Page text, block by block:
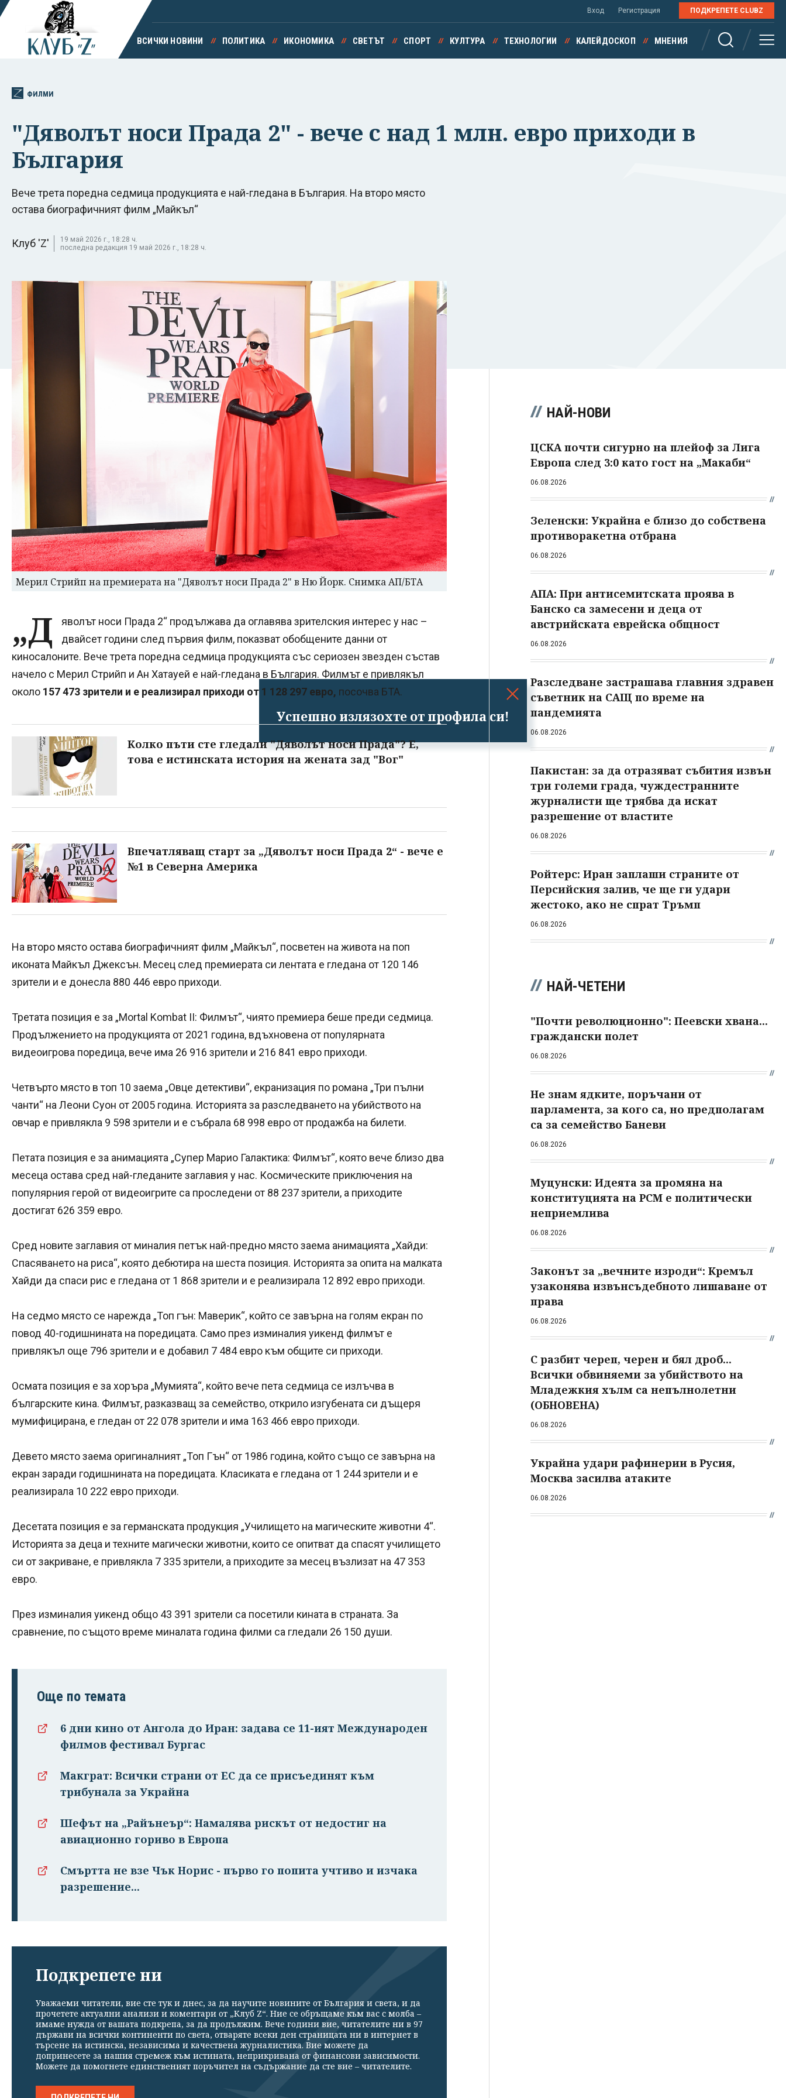
Успешно излязохте от профила си!
Вход Регистрация ПОДКРЕПЕТЕ CLUBZ
ВСИЧКИ НОВИНИ ПОЛИТИКА ИКОНОМИКА СВЕТЪТ СПОРТ КУЛТУРА ТЕХНОЛОГИИ КАЛЕЙДОСКОП МНЕНИЯ
ФИЛМИ
"Дяволът носи Прада 2" - вече с над 1 млн. евро приходи в
България
Вече трета поредна седмица продукцията е най-гледана в България. На второ място
остава биографичният филм „Майкъл“
Клуб 'Z'
19 май 2026 г., 18:28 ч.
последна редакция 19 май 2026 г., 18:28 ч.
Мерил Стрийп на премиерата на "Дяволът носи Прада 2" в Ню Йорк. Снимка АП/БТА
„Д
яволът носи Прада 2“ продължава да оглавява зрителския интерес у нас –
двайсет години след първия филм, показват обобщените данни от
киносалоните. Вече трета поредна седмица продукцията със сериозен звезден състав
начело с Мерил Стрийп и Ан Хатауей е най-гледана в България. Филмът е привлякъл
около 157 473 зрители и е реализирал приходи от 1 128 297 евро, посочва БТА.
Колко пъти сте гледали "Дяволът носи Прада"? Е,
това е истинската история на жената зад "Вог"
Впечатляващ старт за „Дяволът носи Прада 2“ - вече е
№1 в Северна Америка
На второ място остава биографичният филм „Майкъл“, посветен на живота на поп
иконата Майкъл Джексън. Месец след премиерата си лентата е гледана от 120 146
зрители и е донесла 880 446 евро приходи.
Третата позиция е за „Mortal Kombat II: Филмът“, чиято премиера беше преди седмица.
Продължението на продукцията от 2021 година, вдъхновена от популярната
видеоигрова поредица, вече има 26 916 зрители и 216 841 евро приходи.
Четвърто място в топ 10 заема „Овце детективи“, екранизация по романа „Три пълни
чанти“ на Леони Суон от 2005 година. Историята за разследването на убийството на
овчар е привлякла 9 598 зрители и е събрала 68 998 евро от продажба на билети.
Петата позиция е за анимацията „Супер Марио Галактика: Филмът“, която вече близо два
месеца остава сред най-гледаните заглавия у нас. Космическите приключения на
популярния герой от видеоигрите са проследени от 88 237 зрители, а приходите
достигат 626 359 евро.
Сред новите заглавия от миналия петък най-предно място заема анимацията „Хайди:
Спасяването на риса“, която дебютира на шеста позиция. Историята за опита на малката
Хайди да спаси рис е гледана от 1 868 зрители и е реализирала 12 892 евро приходи.
На седмо място се нарежда „Топ гън: Маверик“, който се завърна на голям екран по
повод 40-годишнината на поредицата. Само през изминалия уикенд филмът е
привлякъл още 796 зрители и е добавил 7 484 евро към общите си приходи.
Осмата позиция е за хоръра „Мумията“, който вече пета седмица се излъчва в
българските кина. Филмът, разказващ за семейство, открило изгубената си дъщеря
мумифицирана, е гледан от 22 078 зрители и има 163 466 евро приходи.
Девето място заема оригиналният „Топ Гън“ от 1986 година, който също се завърна на
екран заради годишнината на поредицата. Класиката е гледана от 1 244 зрители и е
реализирала 10 222 евро приходи.
Десетата позиция е за германската продукция „Училището на магическите животни 4“.
Историята за деца и техните магически животни, които се опитват да спасят училището
си от закриване, е привлякла 7 335 зрители, а приходите за месец възлизат на 47 353
евро.
През изминалия уикенд общо 43 391 зрители са посетили кината в страната. За
сравнение, по същото време миналата година филми са гледали 26 150 души.
Още по темата
6 дни кино от Ангола до Иран: задава се 11-ият Международен
филмов фестивал Бургас
Макграт: Всички страни от ЕС да се присъединят към
трибунала за Украйна
Шефът на „Райънеър“: Намалява рискът от недостиг на
авиационно гориво в Европа
Смъртта не взе Чък Норис - първо го попита учтиво и изчака
разрешение...
Подкрепете ни
Уважаеми читатели, вие сте тук и днес, за да научите новините от България и света, и да
прочетете актуални анализи и коментари от „Клуб Z“. Ние се обръщаме към вас с молба –
имаме нужда от вашата подкрепа, за да продължим. Вече години вие, читателите ни в 97
държави на всички континенти по света, отваряте всеки ден страницата ни в интернет в
търсене на истинска, независима и качествена журналистика. Вие можете да
допринесете за нашия стремеж към истината, неприкривана от финансови зависимости.
Можете да помогнете единственият поръчител на съдържание да сте вие – читателите.
НАЙ-НОВИ
ЦСКА почти сигурно на плейоф за Лига
Европа след 3:0 като гост на „Макаби“
06.08.2026
Зеленски: Украйна е близо до собствена
противоракетна отбрана
06.08.2026
АПА: При антисемитската проява в
Банско са замесени и деца от
австрийската еврейска общност
06.08.2026
Разследване застрашава главния здравен
съветник на САЩ по време на
пандемията
06.08.2026
Пакистан: за да отразяват събития извън
три големи града, чуждестранните
журналисти ще трябва да искат
разрешение от властите
06.08.2026
Ройтерс: Иран заплаши страните от
Персийския залив, че ще ги удари
жестоко, ако не спрат Тръмп
06.08.2026
НАЙ-ЧЕТЕНИ
"Почти революционно": Пеевски хвана...
граждански полет
06.08.2026
Не знам ядките, поръчани от
парламента, за кого са, но предполагам
са за семейство Баневи
06.08.2026
Муцунски: Идеята за промяна на
конституцията на РСМ е политически
неприемлива
06.08.2026
Законът за „вечните изроди“: Кремъл
узаконява извънсъдебното лишаване от
права
06.08.2026
С разбит череп, черен и бял дроб...
Всички обвиняеми за убийството на
Младежкия хълм са непълнолетни
(ОБНОВЕНА)
06.08.2026
Украйна удари рафинерии в Русия,
Москва засилва атаките
06.08.2026